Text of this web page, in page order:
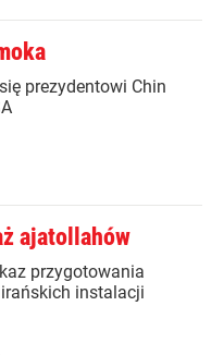
prezydentowi Chin
ajatollahów
przygotowania
instalacji